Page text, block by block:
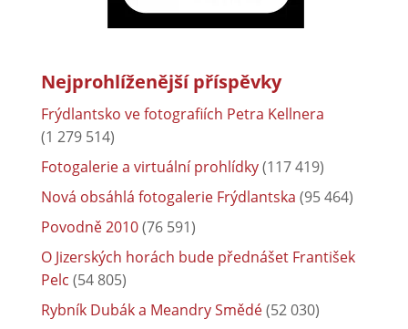
Nejprohlíženější příspěvky
Frýdlantsko ve fotografiích Petra Kellnera
(1 279 514)
Fotogalerie a virtuální prohlídky(117 419)
Nová obsáhlá fotogalerie Frýdlantska (95 464)
Povodně 2010(76 591)
O Jizerských horách bude přednášet František
Pelc (54 805)
Rybník Dubák a Meandry Smědé(52 030)